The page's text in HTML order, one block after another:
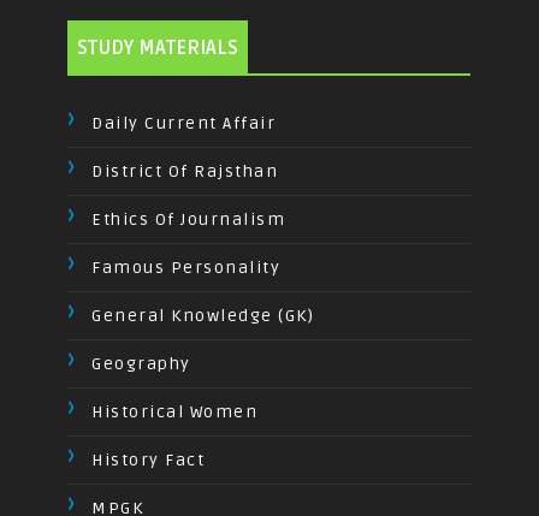
STUDY MATERIALS
Daily Current Affair
District Of Rajsthan
Ethics Of Journalism
Famous Personality
General Knowledge (GK)
Geography
Historical Women
History Fact
MPGK